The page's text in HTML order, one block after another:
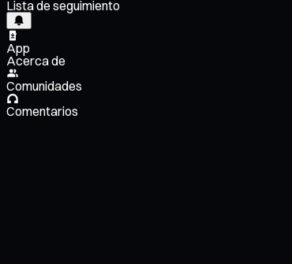
Lista de seguimiento
App
Acerca de
Comunidades
Comentarios